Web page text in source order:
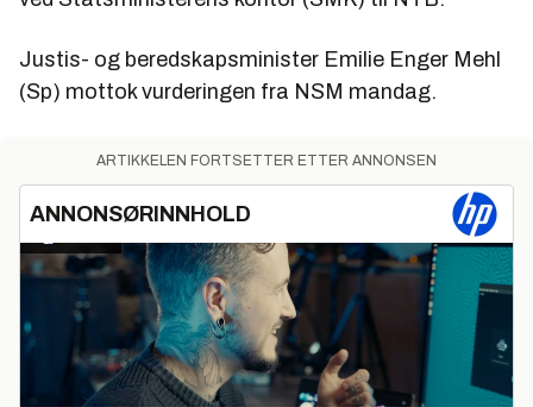
Justis- og beredskapsminister Emilie Enger Mehl
(Sp) mottok vurderingen fra NSM mandag.
ARTIKKELEN FORTSETTER ETTER ANNONSEN
ANNONSØRINNHOLD